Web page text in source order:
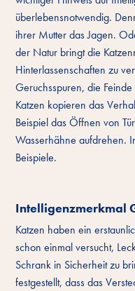
überlebensnotwendig.
ihrer Mutter das Jagen.
der Natur bringt die
Hinterlassenschaften zu
Geruchsspuren, die
Katzen kopieren das
Beispiel das Öffnen von
Wasserhähne aufdrehen.
Beispiele.
Intelligenzmerkmal
Katzen haben ein
schon einmal versucht,
Schrank in Sicherheit zu
festgestellt, dass das